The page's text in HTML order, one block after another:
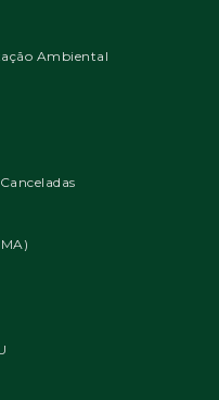
Ambiental